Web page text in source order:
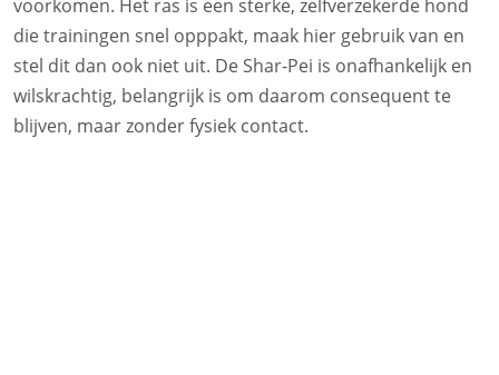
voorkomen. Het ras is een sterke, zelfverzekerde hond
die trainingen snel opppakt, maak hier gebruik van en
stel dit dan ook niet uit. De Shar-Pei is onafhankelijk en
wilskrachtig, belangrijk is om daarom consequent te
blijven, maar zonder fysiek contact.